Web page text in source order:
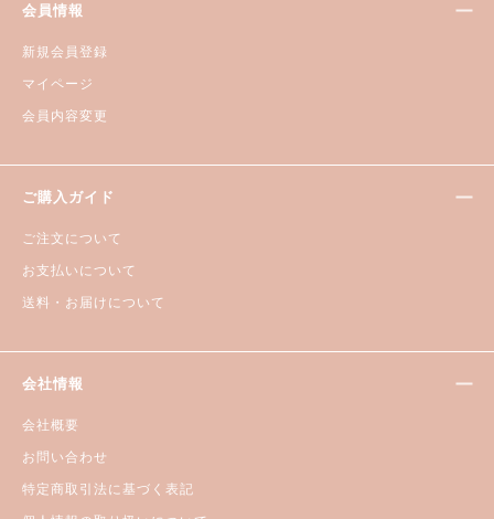
会員情報
新規会員登録
マイページ
会員内容変更
ご購入ガイド
ご注文について
お支払いについて
送料・お届けについて
会社情報
会社概要
お問い合わせ
特定商取引法に基づく表記